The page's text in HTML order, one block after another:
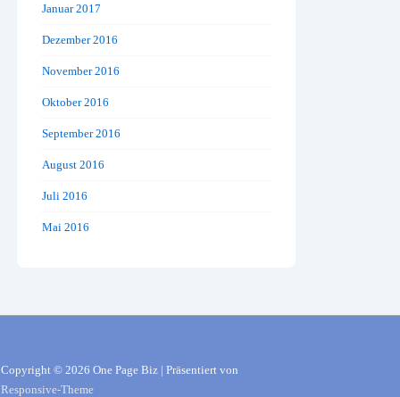
Januar 2017
Dezember 2016
November 2016
Oktober 2016
September 2016
August 2016
Juli 2016
Mai 2016
Copyright © 2026 One Page Biz | Präsentiert von
Responsive-Theme